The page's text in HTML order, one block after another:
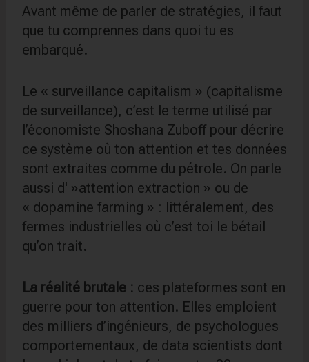
Avant même de parler de stratégies, il faut
que tu comprennes dans quoi tu es
embarqué.
Le « surveillance capitalism » (capitalisme
de surveillance), c’est le terme utilisé par
l’économiste Shoshana Zuboff pour décrire
ce système où ton attention et tes données
sont extraites comme du pétrole. On parle
aussi d' »attention extraction » ou de
« dopamine farming » : littéralement, des
fermes industrielles où c’est toi le bétail
qu’on trait.
La réalité brutale : ces plateformes sont en
guerre pour ton attention. Elles emploient
des milliers d’ingénieurs, de psychologues
comportementaux, de data scientists dont